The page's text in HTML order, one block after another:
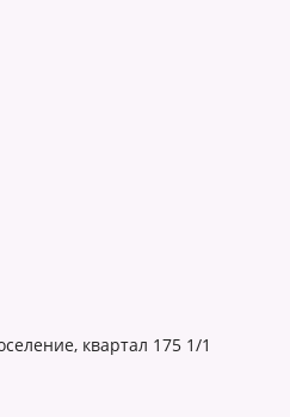
квартал 175 1/1